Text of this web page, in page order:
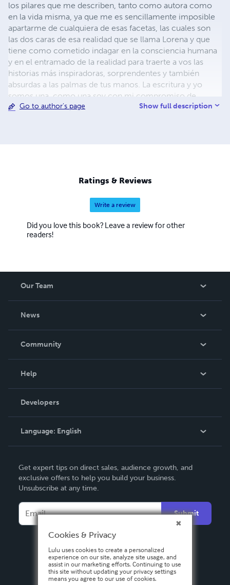
los pilares que me describen, tanto como autora como
en la vida misma, ya que me es sencillamente imposible
apartarme de cualquiera de esas facetas, las cuales son
las dos caras de esa realidad que se llama Lorena y que
tiene como cometido indagar en la consciencia humana
y en el entramado de la realidad para traerte a vos las
historias más inspiradoras, sorprendentes y también
absurdas a las palmas de tus manos. La escritura y yo
somos una, como una soy con mi compromiso de
desarrollo y potenciamiento personal para ayudarte a
pongo a tu servicio a través de mis libros, tanto de los
específicamente de desarrollo personal como de los que
enfundan enseñanzas a través de ficciones tan imposibles
Go to author's page Show full description
Ratings & Reviews
Write a review
Did you love this book? Leave a review for other
readers!
Our Team
News
In The News
Community
Podcast
Help
Order Lookup
Knowledge Base
Contact Support
Developers
Language: English
Deutsch
Français
Italiano
Español
Get expert tips on direct sales, audience growth, and
exclusive offers to help you build your business.
Unsubscribe at any time.
Submit
Cookies & Privacy
Lulu uses cookies to create a personalized
experience on our site, analyze site usage, and
assist in our marketing efforts. Continuing to use
this site without updating your privacy settings
means you agree to our use of cookies.